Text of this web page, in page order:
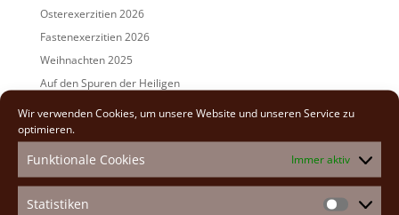
Wir verwenden Cookies, um unsere Website und unseren Service zu
optimieren.
Funktionale Cookies Immer aktiv
Statistiken
Osterexerzitien 2026
Fastenexerzitien 2026
Weihnachten 2025
Auf den Spuren der Heiligen
Adventexerzitien 2025
2026(2)
2025(7)